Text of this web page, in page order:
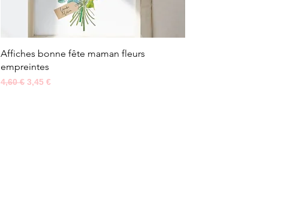
Aperçu rapide
Affiches bonne fête maman fleurs
empreintes
Prix original
4,60 € Prix promotionnel
3,45 €